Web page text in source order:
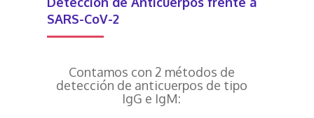
SARS-CoV-2
Contamos con 2 métodos de
detección de anticuerpos de tipo
IgG e IgM: